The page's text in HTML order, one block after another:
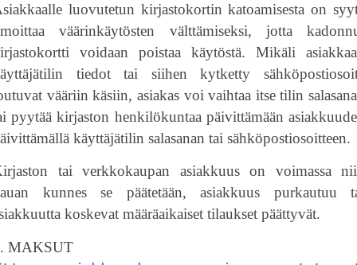
luovutetun kirjastokortin katoamisesta on
väärinkäytösten välttämiseksi, jotta
voidaan poistaa käytöstä. Mikäli
tiedot tai siihen kytketty
vääriin käsiin, asiakas voi vaihtaa itse tilin
pyytää kirjaston henkilökuntaa päivittämään
käyttäjätilin salasanan tai sähköpostiosoitteen.
tai verkkokaupan asiakkuus on voimassa
kunnes se päätetään, asiakkuus purkautuu
koskevat määräaikaiset tilaukset päättyvät.
MAKSUT